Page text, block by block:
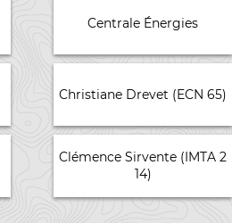
Centrale Énergies
Christiane Drevet (ECN 65)
Clémence Sirvente (IMTA 2
14)